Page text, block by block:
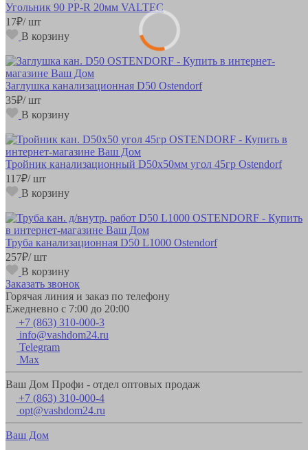
Угольник 90 РР-R 20мм VALTEC
17₽/ шт
В корзину
Заглушка канализационная D50 Ostendorf
35₽/ шт
В корзину
Тройник канализационный D50х50мм угол 45гр Ostendorf
117₽/ шт
В корзину
Труба канализационная D50 L1000 Ostendorf
257₽/ шт
В корзину
Заказать звонок
Горячая линия и заказ по телефону
Ежедневно с 7:00 до 20:00
+7 (863) 310-000-3
info@vashdom24.ru
Telegram
Max
Ваш Дом Профи - отдел оптовых продаж
+7 (863) 310-000-4
opt@vashdom24.ru
Ваш Дом